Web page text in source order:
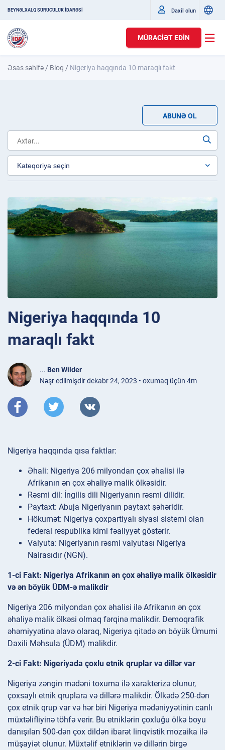
BEYNƏLXALQ SÜRÜCÜLÜK İDARƏSİ Daxil olun
MÜRACIƏT EDIN
Əsas səhifə / Bloq / Nigeriya haqqında 10 maraqlı fakt
ABUNƏ OL
Nigeriya haqqında 10
maraqlı fakt
... Ben Wilder
Nəşr edilmişdir dekabr 24, 2023 • oxumaq üçün 4m
Nigeriya haqqında qısa faktlar:
Əhali: Nigeriya 206 milyondan çox əhalisi ilə
Afrikanın ən çox əhaliyə malik ölkəsidir.
Rəsmi dil: İngilis dili Nigeriyanın rəsmi dilidir.
Paytaxt: Abuja Nigeriyanın paytaxt şəhəridir.
Hökumət: Nigeriya çoxpartiyalı siyasi sistemi olan
federal respublika kimi fəaliyyət göstərir.
Valyuta: Nigeriyanın rəsmi valyutası Nigeriya
Nairasıdır (NGN).
1-ci Fakt: Nigeriya Afrikanın ən çox əhaliyə malik ölkəsidir
və ən böyük ÜDM-ə malikdir
Nigeriya 206 milyondan çox əhalisi ilə Afrikanın ən çox
əhaliyə malik ölkəsi olmaq fərqinə malikdir. Demoqrafik
əhəmiyyətinə əlavə olaraq, Nigeriya qitədə ən böyük Ümumi
Daxili Məhsula (ÜDM) malikdir.
2-ci Fakt: Nigeriyada çoxlu etnik qruplar və dillər var
Nigeriya zəngin mədəni toxuma ilə xarakterizə olunur,
çoxsaylı etnik qruplara və dillərə malikdir. Ölkədə 250-dən
çox etnik qrup var və hər biri Nigeriya mədəniyyətinin canlı
müxtəlifliyinə töhfə verir. Bu etniklərin çoxluğu ölkə boyu
danışılan 500-dən çox dildən ibarət linqvistik mozaika ilə
müşayiət olunur. Müxtəlif etniklərin və dillərin birgə